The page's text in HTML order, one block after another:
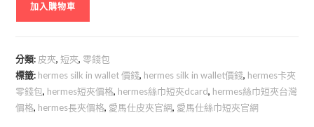
加入購物車
分類: 皮夾,短夾, 零錢包
標籤: hermes silk in wallet 價錢, hermes silk in wallet價錢, hermes卡夾
零錢包, hermes短夾價格, hermes絲巾短夾dcard, hermes絲巾短夾台灣
價格, hermes長夾價格, 愛馬仕皮夾官網, 愛馬仕絲巾短夾官網